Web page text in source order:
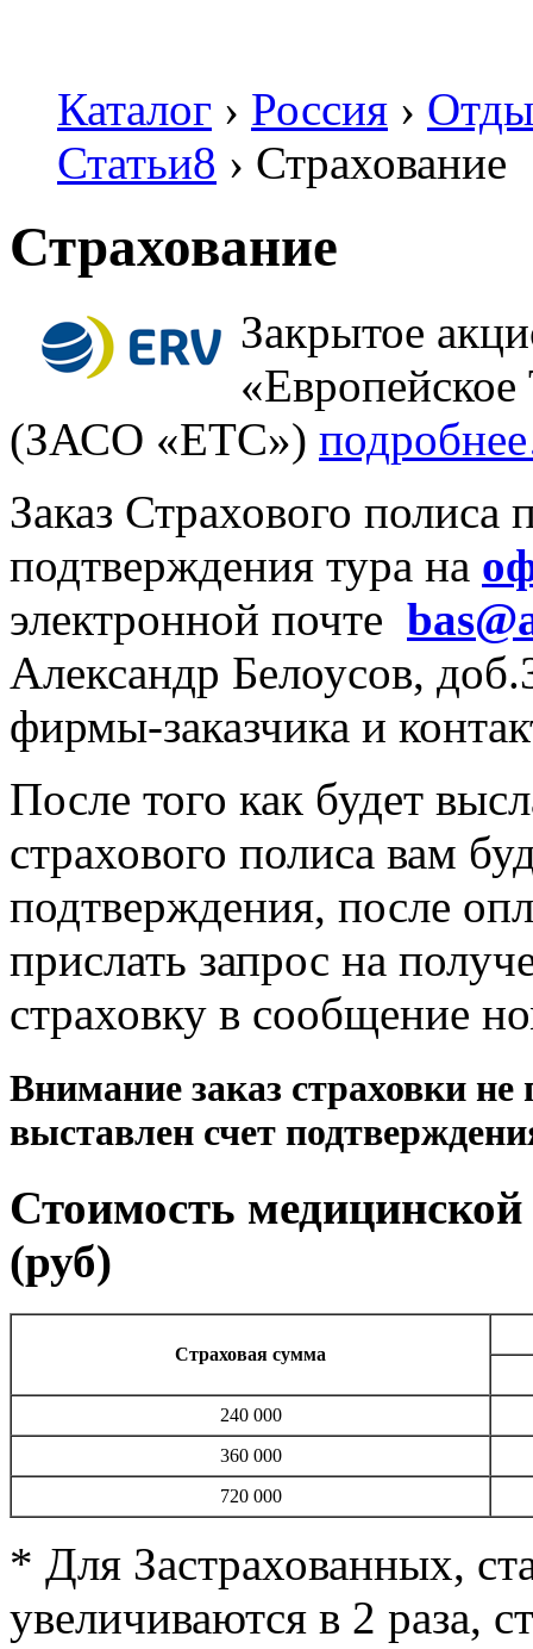
Каталог › Россия ›
Статьи8 › Страхование
Страхование
Закрытое
«Европейское
(ЗАСО «ЕТС»)
Заказ Страхового полиса
подтверждения тура на
электронной почте
Александр Белоусов,
фирмы-заказчика и
После того как будет
страхового полиса вам
подтверждения, после
прислать запрос на
страховку в сообщение
Внимание заказ страховки не
выставлен счет
Стоимость медицинской
(руб)
Страховая сумма
240 000
360 000
720 000
* Для Застрахованных,
увеличиваются в 2 раза,